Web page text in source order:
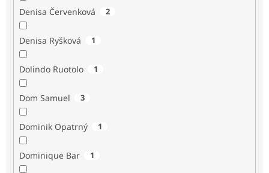
Denisa Červenková 2
Denisa Ryšková 1
Dolindo Ruotolo 1
Dom Samuel 3
Dominik Opatrný 1
Dominique Bar 1